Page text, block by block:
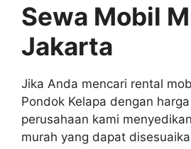
Sewa Mobil
Jakarta
Jika Anda mencari rental
Pondok Kelapa dengan
perusahaan kami
murah yang dapat